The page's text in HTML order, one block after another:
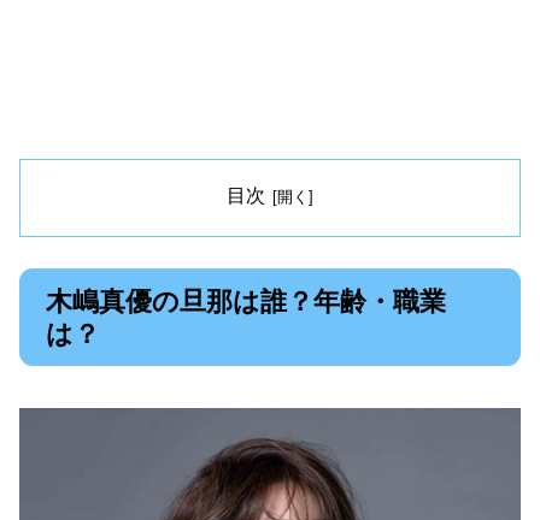
目次
木嶋真優の旦那は誰？年齢・職業
は？